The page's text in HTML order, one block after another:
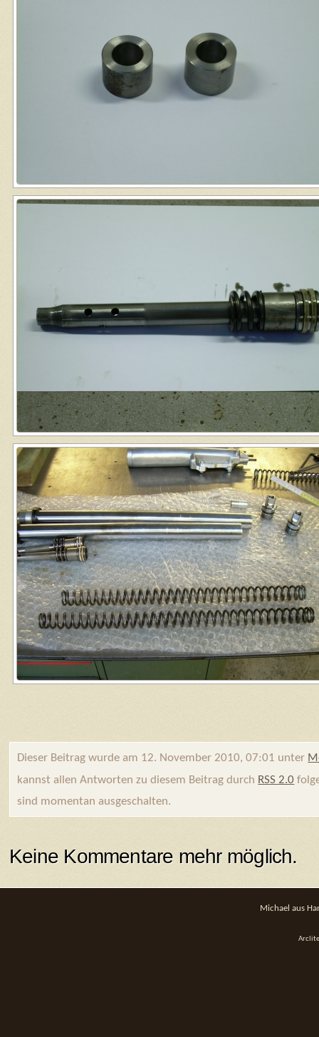
Dieser Beitrag wurde am 12. November 2010, 07:01 unter
kannst allen Antworten zu diesem Beitrag durch RSS 2.0
sind momentan ausgeschalten.
Keine Kommentare mehr möglich.
Michael aus